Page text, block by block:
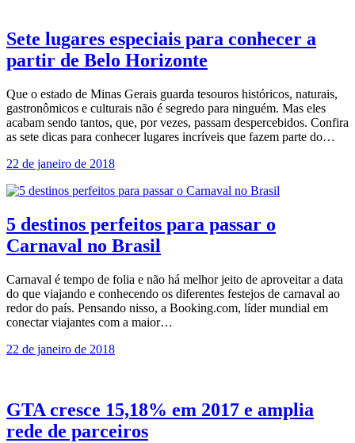
Sete lugares especiais para conhecer a
partir de Belo Horizonte
Que o estado de Minas Gerais guarda tesouros históricos, naturais,
gastronômicos e culturais não é segredo para ninguém. Mas eles
acabam sendo tantos, que, por vezes, passam despercebidos. Confira
as sete dicas para conhecer lugares incríveis que fazem parte do…
22 de janeiro de 2018
5 destinos perfeitos para passar o
Carnaval no Brasil
Carnaval é tempo de folia e não há melhor jeito de aproveitar a data
do que viajando e conhecendo os diferentes festejos de carnaval ao
redor do país. Pensando nisso, a Booking.com, líder mundial em
conectar viajantes com a maior…
22 de janeiro de 2018
GTA cresce 15,18% em 2017 e amplia
rede de parceiros